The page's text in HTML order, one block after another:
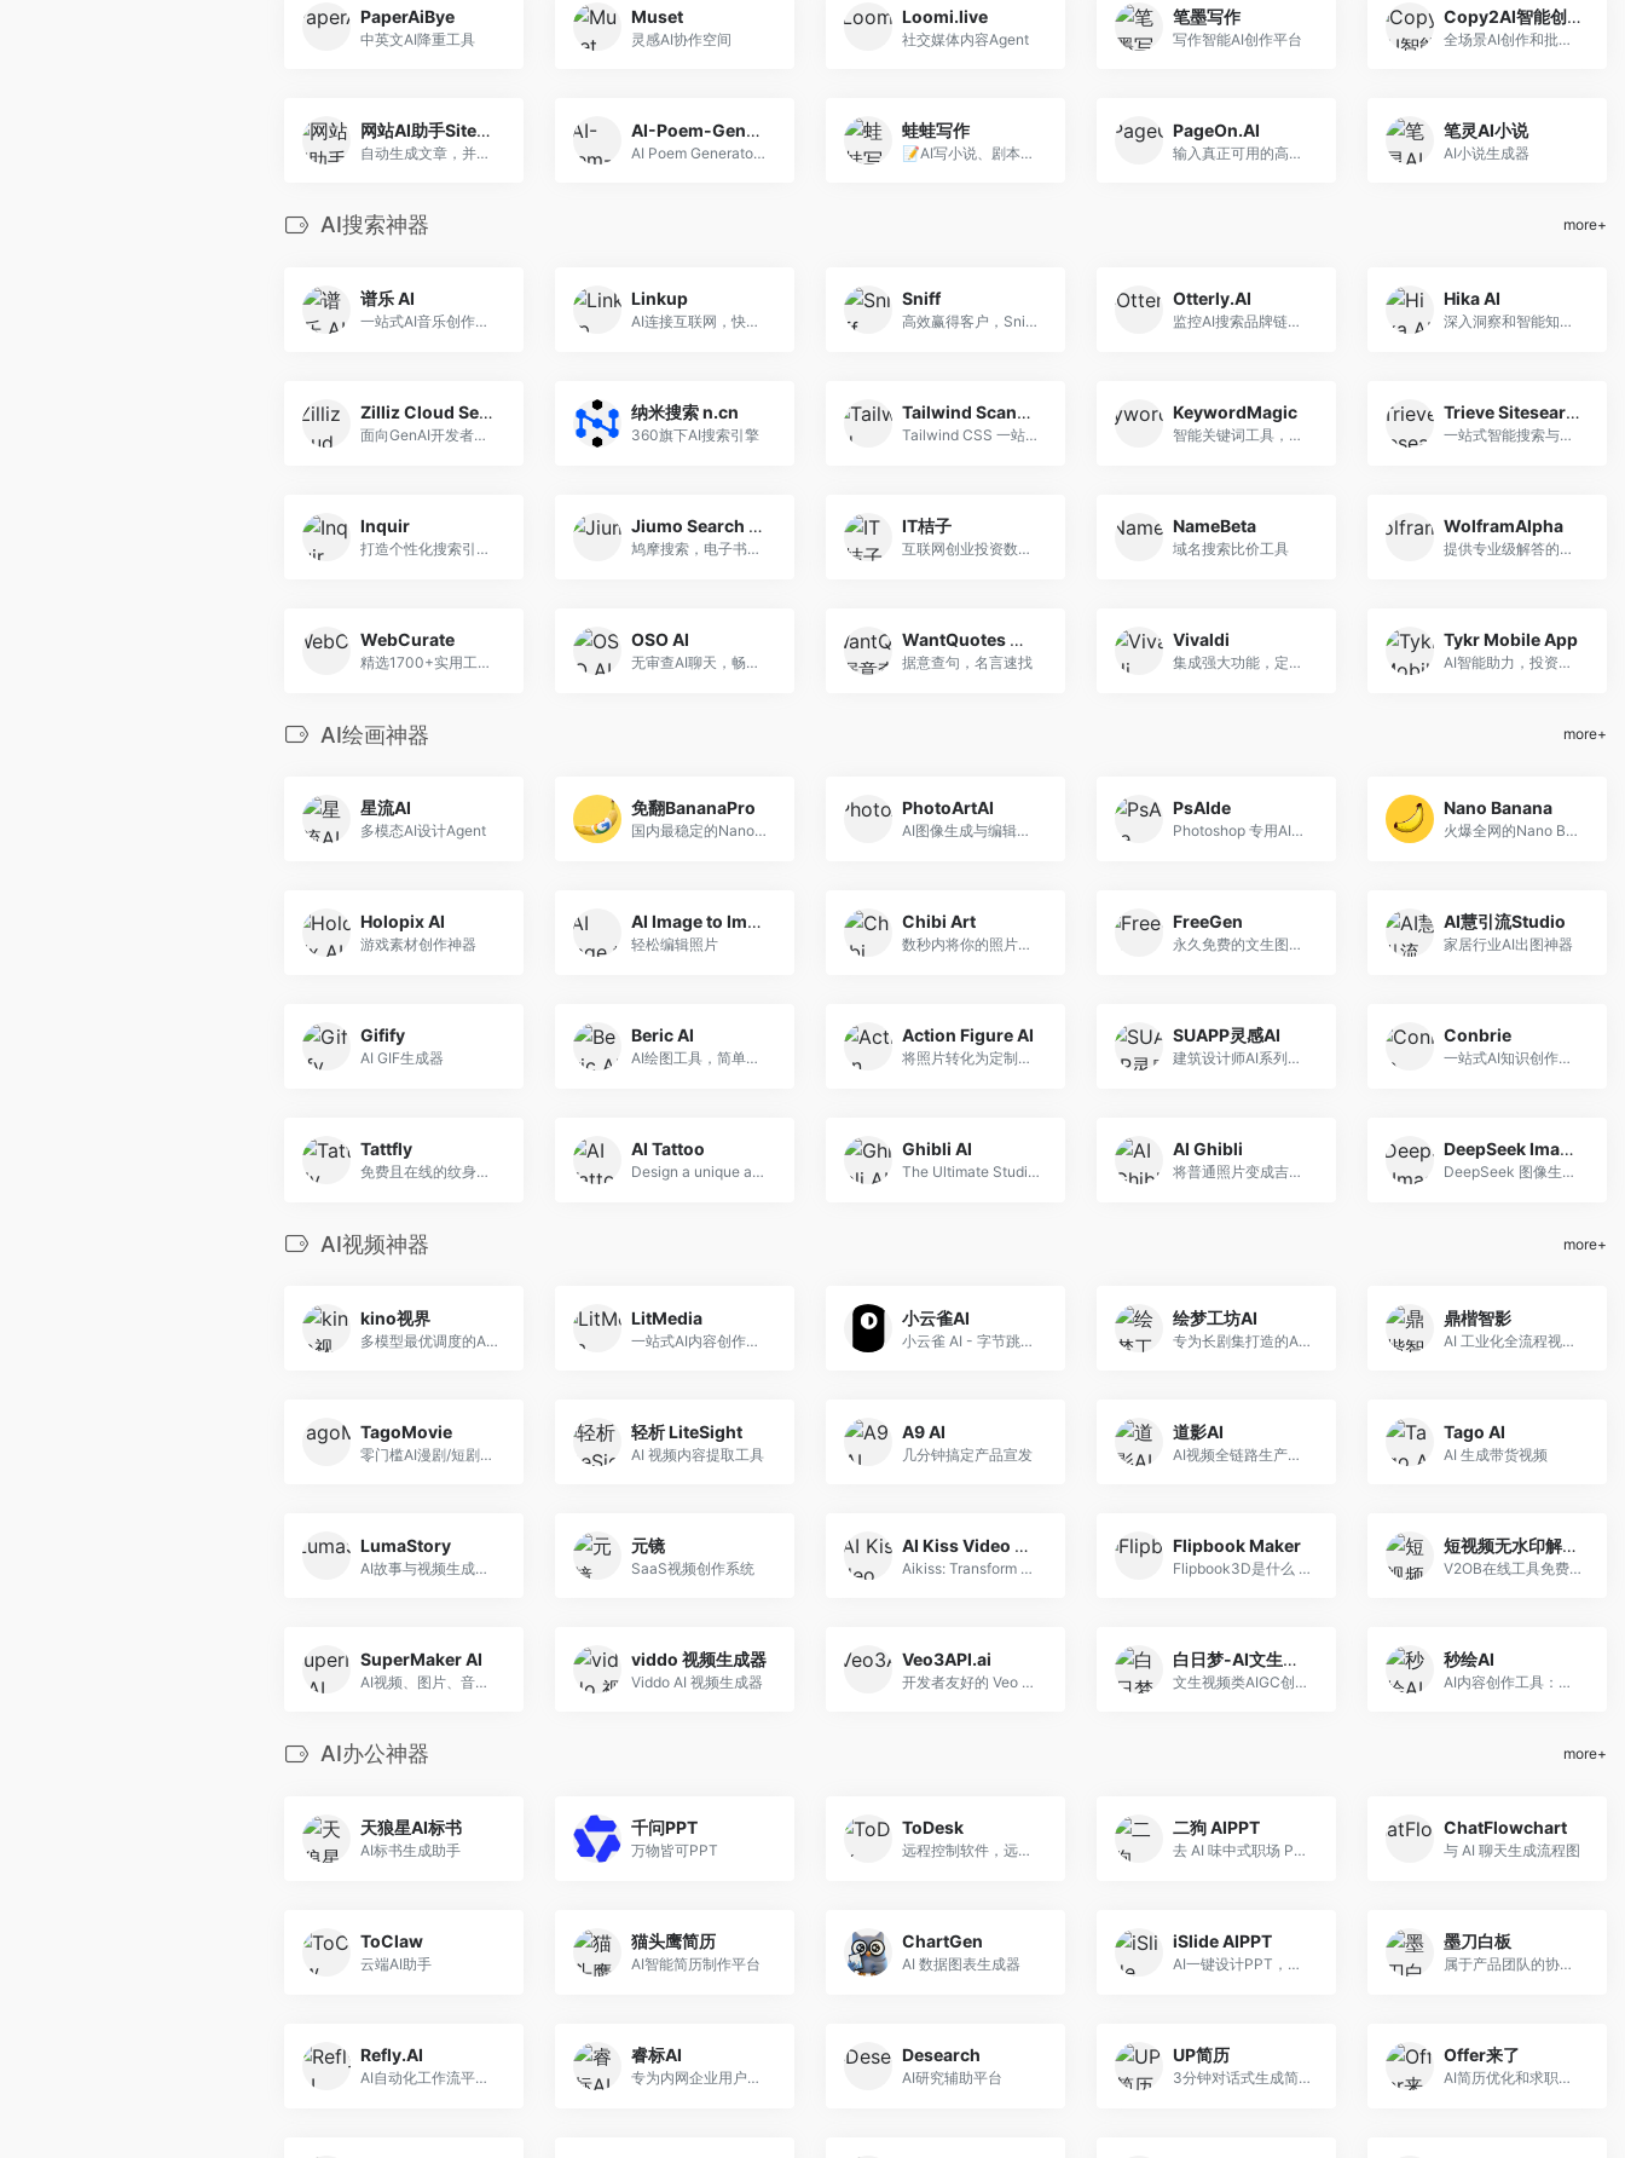
PaperAiBye
中英文AI降重工具
Muset
灵感AI协作空间
Loomi.live
社交媒体内容Agent
笔墨写作
写作智能AI创作平台
Copy2AI智能创作助手
全场景AI创作和批量生成内容
网站AI助手SiteGPT
自动生成文章，并发布到网站
AI-Poem-Generator
AI Poem Generator是什么 AI ...
蛙蛙写作
📝AI写小说、剧本，一键成文。
PageOn.AI
输入真正可用的高质量PPT
笔灵AI小说
AI小说生成器
AI搜索神器 more+
谱乐 AI
一站式AI音乐创作平台，实现个性化音乐梦想
Linkup
AI连接互联网，快速获取内容
Sniff
高效赢得客户，Sniff助您发现潜在商机。
Otterly.AI
监控AI搜索品牌链接，优化在线可见度
Hika AI
深入洞察和智能知识映射的AI搜索引擎
Zilliz Cloud Serverless
面向GenAI开发者的零门槛向量数据库
纳米搜索 n.cn
360旗下AI搜索引擎
Tailwind Scanner
Tailwind CSS 一站式开发工具
KeywordMagic
智能关键词工具，助力精准营销
Trieve Sitesearch
一站式智能搜索与推荐，提升网站文档用户体验
Inquir
打造个性化搜索引擎，提升数据互动体验
Jiumo Search 鸠摩搜索
鸠摩搜索，电子书搜索引擎
IT桔子
互联网创业投资数据库
NameBeta
域名搜索比价工具
WolframAlpha
提供专业级解答的计算工具
WebCurate
精选1700+实用工具，一键即达。
OSO AI
无审查AI聊天，畅快搜索
WantQuotes 据意查句
据意查句，名言速找
Vivaldi
集成强大功能，定制化浏览体验的Vivaldi浏览器
Tykr Mobile App
AI智能助力，投资更清晰自信
AI绘画神器 more+
星流AI
多模态AI设计Agent
免翻BananaPro
国内最稳定的NanoBananaPro平台，轻松搞定虚拟换衣,、换脸、漫剧分镜、商品图、模特图
PhotoArtAI
AI图像生成与编辑工具
PsAIde
Photoshop 专用AI插件
Nano Banana
火爆全网的Nano Banana
Holopix AI
游戏素材创作神器
AI Image to Image Generator
轻松编辑照片
Chibi Art
数秒内将你的照片转换为可爱的Chibi图片
FreeGen
永久免费的文生图工具
AI慧引流Studio
家居行业AI出图神器
Gifify
AI GIF生成器
Beric AI
AI绘图工具，简单输入不同类型提示词，快速生成各种类型图片
Action Figure AI
将照片转化为定制动作人偶
SUAPP灵感AI
建筑设计师AI系列工具
Conbrie
一站式AI知识创作与学习平台
Tattfly
免费且在线的纹身设计生成器
AI Tattoo
Design a unique and creative tattoo in seconds using our online tattoo maker
Ghibli AI
The Ultimate Studio Ghibli Style AI Image Generator
AI Ghibli
将普通照片变成吉卜力动画艺术品，一键体验宫崎骏的魔法世界
DeepSeek Image Generator
DeepSeek 图像生成器 | 免费深度思考AI创作工具
AI视频神器 more+
kino视界
多模型最优调度的AI短剧平台
LitMedia
一站式AI内容创作平台
小云雀AI
小云雀 AI - 字节跳动旗下零...
绘梦工坊AI
专为长剧集打造的AI全流程创作平台
鼎楷智影
AI 工业化全流程视频制作工具
TagoMovie
零门槛AI漫剧/短剧创作神器
轻析 LiteSight
AI 视频内容提取工具
A9 AI
几分钟搞定产品宣发
道影AI
AI视频全链路生产力平台
Tago AI
AI 生成带货视频
LumaStory
AI故事与视频生成平台
元镜
SaaS视频创作系统
AI Kiss Video Generator
Aikiss: Transform photos into romantic kissing videos with AI. Create customizab
Flipbook Maker
Flipbook3D是什么 Flipbook3D...
短视频无水印解析工具
V2OB在线工具免费提供无水印视频
SuperMaker AI
AI视频、图片、音乐生成助手
viddo 视频生成器
Viddo AI 视频生成器
Veo3API.ai
开发者友好的 Veo 3 API
白日梦-AI文生视频
文生视频类AIGC创作平台
秒绘AI
AI内容创作工具：图片、视频、工作流
AI办公神器 more+
天狼星AI标书
AI标书生成助手
千问PPT
万物皆可PPT
ToDesk
远程控制软件，远程访问神器
二狗 AIPPT
去 AI 味中式职场 PPT 生成工具
ChatFlowchart
与 AI 聊天生成流程图
ToClaw
云端AI助手
猫头鹰简历
AI智能简历制作平台
ChartGen
AI 数据图表生成器
iSlide AIPPT
AI一键设计PPT，支持输入主题、导入文件、上传模板生成PPT
墨刀白板
属于产品团队的协作平台
Refly.AI
AI自动化工作流平台，最适合小白用的！
睿标AI
专为内网企业用户打造的标书智写工具
Desearch
AI研究辅助平台
UP简历
3分钟对话式生成简历
Offer来了
AI简历优化和求职信生成工具